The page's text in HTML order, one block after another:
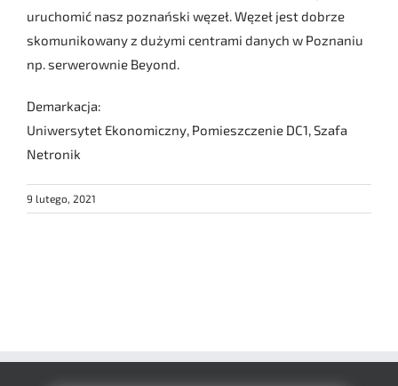
uruchomić nasz poznański węzeł. Węzeł jest dobrze
skomunikowany z dużymi centrami danych w Poznaniu
np. serwerownie Beyond.
Demarkacja:
Uniwersytet Ekonomiczny, Pomieszczenie DC1, Szafa
Netronik
9 lutego, 2021